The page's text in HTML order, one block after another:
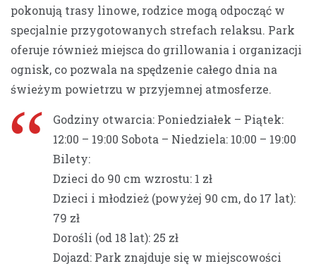
pokonują trasy linowe, rodzice mogą odpocząć w
specjalnie przygotowanych strefach relaksu. Park
oferuje również miejsca do grillowania i organizacji
ognisk, co pozwala na spędzenie całego dnia na
świeżym powietrzu w przyjemnej atmosferze.
Godziny otwarcia: Poniedziałek – Piątek:
12:00 – 19:00 Sobota – Niedziela: 10:00 – 19:00
Bilety:
Dzieci do 90 cm wzrostu: 1 zł
Dzieci i młodzież (powyżej 90 cm, do 17 lat):
79 zł
Dorośli (od 18 lat): 25 zł
Dojazd: Park znajduje się w miejscowości